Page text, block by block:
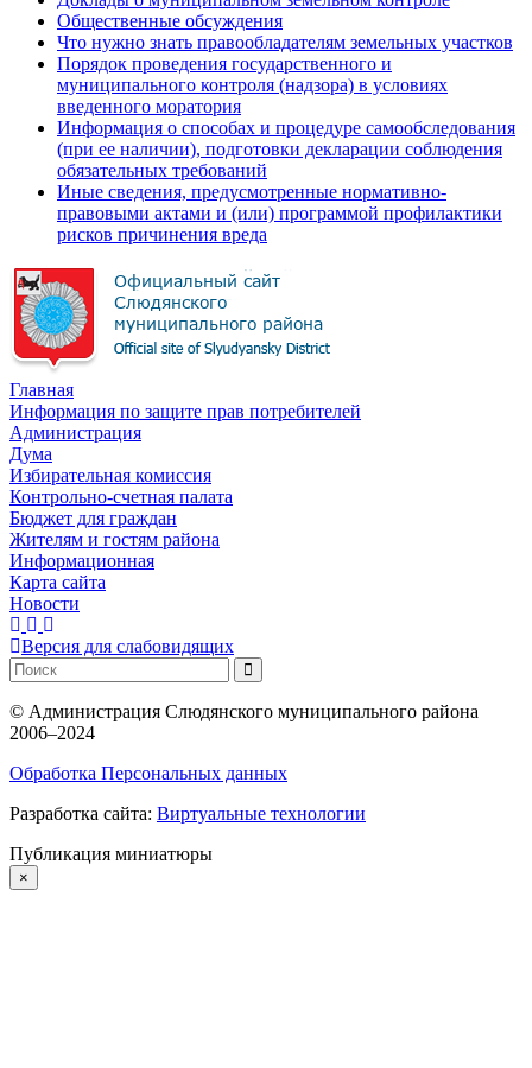
Общественные обсуждения
Что нужно знать правообладателям земельных участков
Порядок проведения государственного и
муниципального контроля (надзора) в условиях
введенного моратория
Информация о способах и процедуре самообследования
(при ее наличии), подготовки декларации соблюдения
обязательных требований
Иные сведения, предусмотренные нормативно-
правовыми актами и (или) программой профилактики
рисков причинения вреда
Главная
Информация по защите прав потребителей
Администрация
Дума
Избирательная комиссия
Контрольно-счетная палата
Бюджет для граждан
Жителям и гостям района
Информационная
Карта сайта
Новости
Версия для слабовидящих
© Администрация Слюдянского муниципального района
2006–2024
Обработка Персональных данных
Разработка сайта: Виртуальные технологии
Публикация миниатюры
×